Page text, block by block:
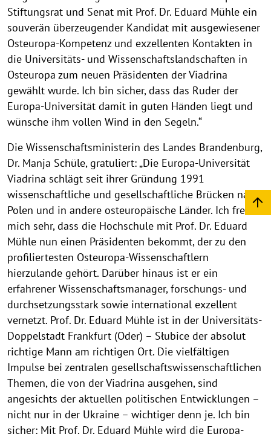
Stiftungsrat und Senat mit Prof. Dr. Eduard Mühle ein
souverän überzeugender Kandidat mit ausgewiesener
Osteuropa-Kompetenz und exzellenten Kontakten in
die Universitäts- und Wissenschaftslandschaften in
Osteuropa zum neuen Präsidenten der Viadrina
gewählt wurde. Ich bin sicher, dass das Ruder der
Europa-Universität damit in guten Händen liegt und
wünsche ihm vollen Wind in den Segeln.“
Die Wissenschaftsministerin des Landes Brandenburg,
Dr. Manja Schüle, gratuliert: „Die Europa-Universität
Viadrina schlägt seit ihrer Gründung 1991
wissenschaftliche und gesellschaftliche Brücken nach
Polen und in andere osteuropäische Länder. Ich freue
mich sehr, dass die Hochschule mit Prof. Dr. Eduard
Mühle nun einen Präsidenten bekommt, der zu den
profiliertesten Osteuropa-Wissenschaftlern
hierzulande gehört. Darüber hinaus ist er ein
erfahrener Wissenschaftsmanager, forschungs- und
durchsetzungsstark sowie international exzellent
vernetzt. Prof. Dr. Eduard Mühle ist in der Universitäts-
Doppelstadt Frankfurt (Oder) – Słubice der absolut
richtige Mann am richtigen Ort. Die vielfältigen
Impulse bei zentralen gesellschaftswissenschaftlichen
Themen, die von der Viadrina ausgehen, sind
angesichts der aktuellen politischen Entwicklungen –
nicht nur in der Ukraine – wichtiger denn je. Ich bin
sicher: Mit Prof. Dr. Eduard Mühle wird die Europa-